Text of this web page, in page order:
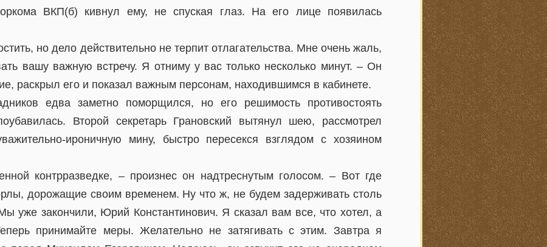
ВКП(б) кивнул ему, не спуская глаз. На его лице появилась
но дело действительно не терпит отлагательства. Мне очень жаль,
вашу важную встречу. Я отниму у вас только несколько минут. – Он
раскрыл его и показал важным персонам, находившимся в кабинете.
едва заметно поморщился, но его решимость противостоять
Второй секретарь Грановский вытянул шею, рассмотрел
ироничную мину, быстро пересекся взглядом с хозяином
контрразведке, – произнес он надтреснутым голосом. – Вот где
дорожащие своим временем. Ну что ж, не будем задерживать столь
уже закончили, Юрий Константинович. Я сказал вам все, что хотел, а
принимайте меры. Желательно не затягивать с этим. Завтра я